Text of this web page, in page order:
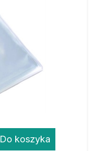
Do koszyka